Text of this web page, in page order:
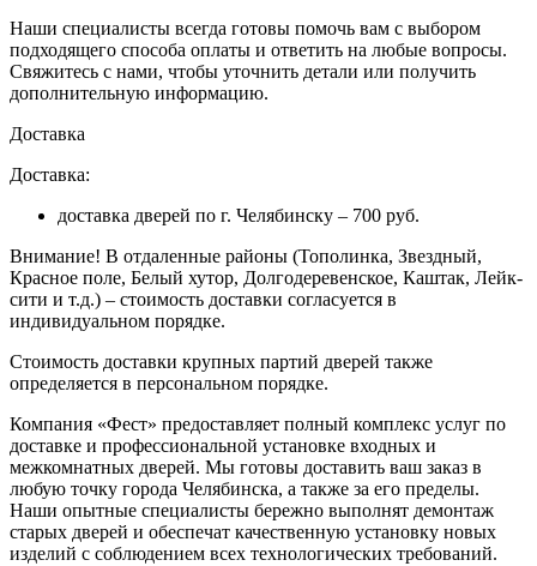
Наши специалисты всегда готовы помочь вам с выбором
подходящего способа оплаты и ответить на любые вопросы.
Свяжитесь с нами, чтобы уточнить детали или получить
дополнительную информацию.
Доставка
Доставка:
доставка дверей по г. Челябинску – 700 руб.
Внимание! В отдаленные районы (Тополинка, Звездный,
Красное поле, Белый хутор, Долгодеревенское, Каштак, Лейк-
сити и т.д.) – стоимость доставки согласуется в
индивидуальном порядке.
Стоимость доставки крупных партий дверей также
определяется в персональном порядке.
Компания «Фест» предоставляет полный комплекс услуг по
доставке и профессиональной установке входных и
межкомнатных дверей. Мы готовы доставить ваш заказ в
любую точку города Челябинска, а также за его пределы.
Наши опытные специалисты бережно выполнят демонтаж
старых дверей и обеспечат качественную установку новых
изделий с соблюдением всех технологических требований.